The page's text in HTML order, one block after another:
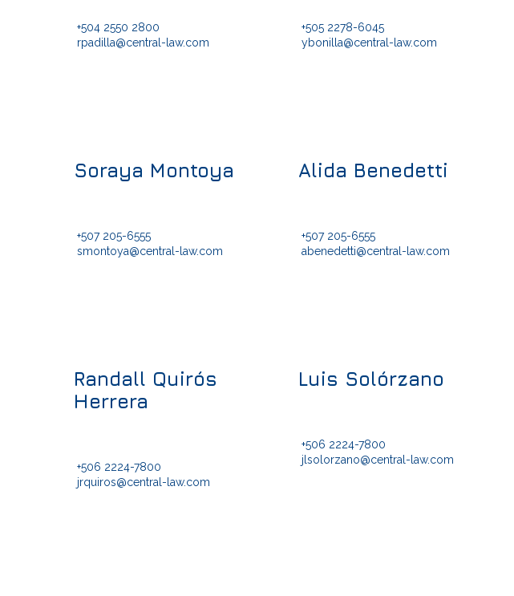
+504 2550 2800
rpadilla@central-law.com
+505 2278-6045
ybonilla@central-law.com
Soraya Montoya
+507 205-6555
smontoya@central-law.com
Alida Benedetti
+507 205-6555
abenedetti@central-law.com
Randall Quirós
Herrera
+506 2224-7800
jrquiros@central-law.com
Luis Solórzano
+506 2224-7800
j lsolorzano@central-law.com